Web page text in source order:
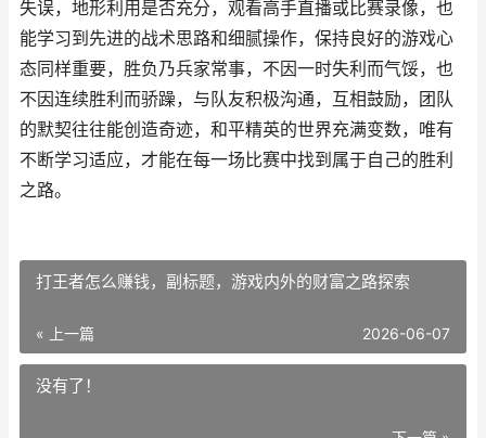
失误，地形利用是否充分，观看高手直播或比赛录像，也
能学习到先进的战术思路和细腻操作，保持良好的游戏心
态同样重要，胜负乃兵家常事，不因一时失利而气馁，也
不因连续胜利而骄躁，与队友积极沟通，互相鼓励，团队
的默契往往能创造奇迹，和平精英的世界充满变数，唯有
不断学习适应，才能在每一场比赛中找到属于自己的胜利
之路。
打王者怎么赚钱，副标题，游戏内外的财富之路探索
« 上一篇 2026-06-07
没有了！